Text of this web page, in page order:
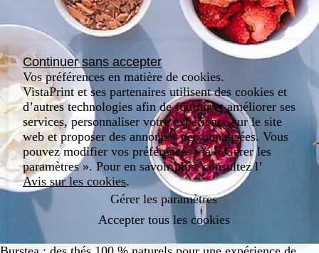
Continuer sans accepter
Vos préférences en matière de cookies.
VistaPrint et ses partenaires utilisent des cookies et
d’autres technologies afin de fournir et améliorer ses
services, personnaliser votre expérience sur le site
web et proposer des annonces personnalisées. Vous
pouvez modifier vos préférences via « Gérer les
paramètres ». Pour en savoir plus, consultez l’
Avis sur les cookies.
Gérer les paramètres
Accepter tous les cookies